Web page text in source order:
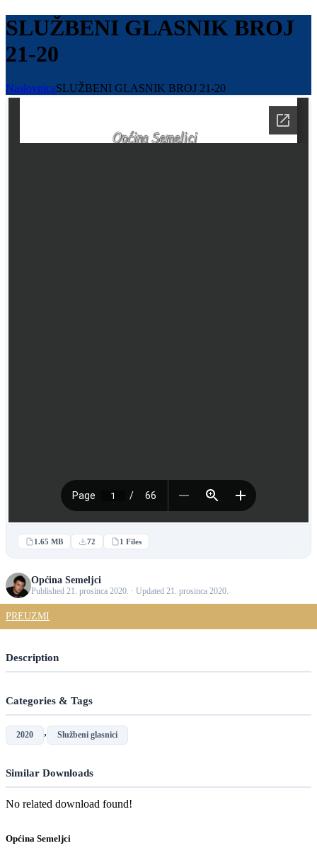
SLUŽBENI GLASNIK BROJ
21-20
NaslovnicaSLUŽBENI GLASNIK BROJ 21-20
1.65 MB 72 1 Files
Općina Semeljci
Published 21. prosinca 2020. · Updated 21. prosinca 2020.
PREUZMI
Description
Categories & Tags
2020 , Službeni glasnici
Similar Downloads
No related download found!
Općina Semeljci